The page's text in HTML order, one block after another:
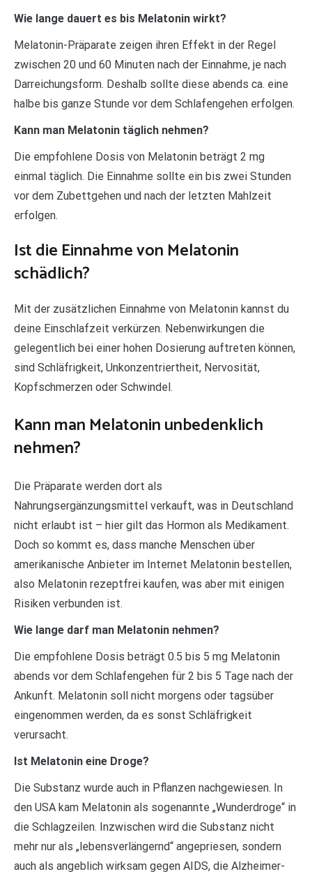
Wie lange dauert es bis Melatonin wirkt?
Melatonin-Präparate zeigen ihren Effekt in der Regel
zwischen 20 und 60 Minuten nach der Einnahme, je nach
Darreichungsform. Deshalb sollte diese abends ca. eine
halbe bis ganze Stunde vor dem Schlafengehen erfolgen.
Kann man Melatonin täglich nehmen?
Die empfohlene Dosis von Melatonin beträgt 2 mg
einmal täglich. Die Einnahme sollte ein bis zwei Stunden
vor dem Zubettgehen und nach der letzten Mahlzeit
erfolgen.
Ist die Einnahme von Melatonin
schädlich?
Mit der zusätzlichen Einnahme von Melatonin kannst du
deine Einschlafzeit verkürzen. Nebenwirkungen die
gelegentlich bei einer hohen Dosierung auftreten können,
sind Schläfrigkeit, Unkonzentriertheit, Nervosität,
Kopfschmerzen oder Schwindel.
Kann man Melatonin unbedenklich
nehmen?
Die Präparate werden dort als
Nahrungsergänzungsmittel verkauft, was in Deutschland
nicht erlaubt ist – hier gilt das Hormon als Medikament.
Doch so kommt es, dass manche Menschen über
amerikanische Anbieter im Internet Melatonin bestellen,
also Melatonin rezeptfrei kaufen, was aber mit einigen
Risiken verbunden ist.
Wie lange darf man Melatonin nehmen?
Die empfohlene Dosis beträgt 0.5 bis 5 mg Melatonin
abends vor dem Schlafengehen für 2 bis 5 Tage nach der
Ankunft. Melatonin soll nicht morgens oder tagsüber
eingenommen werden, da es sonst Schläfrigkeit
verursacht.
Ist Melatonin eine Droge?
Die Substanz wurde auch in Pflanzen nachgewiesen. In
den USA kam Melatonin als sogenannte „Wunderdroge“ in
die Schlagzeilen. Inzwischen wird die Substanz nicht
mehr nur als „lebensverlängernd“ angepriesen, sondern
auch als angeblich wirksam gegen AIDS, die Alzheimer-